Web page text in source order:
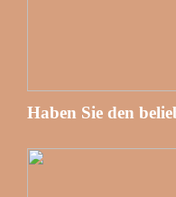
Haben Sie den